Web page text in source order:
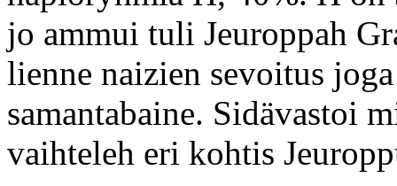
jo ammui tuli Jeuroppah
lienne naizien sevoitus
samantabaine. Sidävastoi
vaihteleh eri kohtis